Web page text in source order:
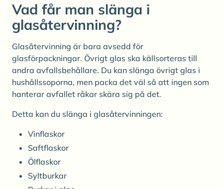
Vad får man slänga i
glasåtervinning?
Glasåtervinning är bara avsedd för
glasförpackningar. Övrigt glas ska källsorteras till
andra avfallsbehållare. Du kan slänga övrigt glas i
hushållssoporna, men packa det väl så att ingen som
hanterar avfallet råkar skära sig på det.
Detta kan du slänga i glasåtervinningen:
Vinflaskor
Saftflaskor
Ölflaskor
Syltburkar